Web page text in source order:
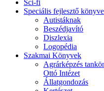
Sci-fi
Speciális fejlesztő
Autistáknak
Beszédjavító
Diszlexia
Logopédia
Szakmai Könyvek
Agrárképzés
Ottó Intézet
Állatgondozás